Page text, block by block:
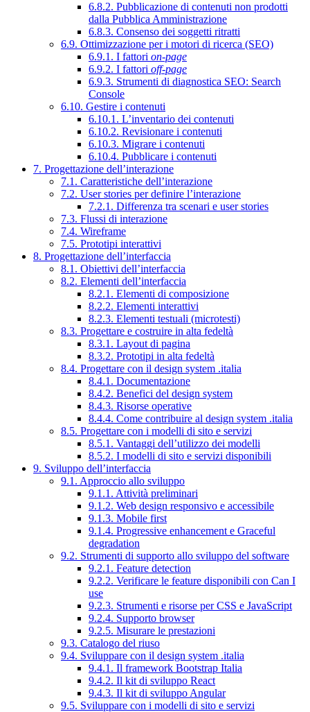
6.8.2. Pubblicazione di contenuti non prodotti
dalla Pubblica Amministrazione
6.8.3. Consenso dei soggetti ritratti
6.9. Ottimizzazione per i motori di ricerca (SEO)
6.9.1. I fattori on-page
6.9.2. I fattori off-page
6.9.3. Strumenti di diagnostica SEO: Search
Console
6.10. Gestire i contenuti
6.10.1. L’inventario dei contenuti
6.10.2. Revisionare i contenuti
6.10.3. Migrare i contenuti
6.10.4. Pubblicare i contenuti
7. Progettazione dell’interazione
7.1. Caratteristiche dell’interazione
7.2. User stories per definire l’interazione
7.2.1. Differenza tra scenari e user stories
7.3. Flussi di interazione
7.4. Wireframe
7.5. Prototipi interattivi
8. Progettazione dell’interfaccia
8.1. Obiettivi dell’interfaccia
8.2. Elementi dell’interfaccia
8.2.1. Elementi di composizione
8.2.2. Elementi interattivi
8.2.3. Elementi testuali (microtesti)
8.3. Progettare e costruire in alta fedeltà
8.3.1. Layout di pagina
8.3.2. Prototipi in alta fedeltà
8.4. Progettare con il design system .italia
8.4.1. Documentazione
8.4.2. Benefici del design system
8.4.3. Risorse operative
8.4.4. Come contribuire al design system .italia
8.5. Progettare con i modelli di sito e servizi
8.5.1. Vantaggi dell’utilizzo dei modelli
8.5.2. I modelli di sito e servizi disponibili
9. Sviluppo dell’interfaccia
9.1. Approccio allo sviluppo
9.1.1. Attività preliminari
9.1.2. Web design responsivo e accessibile
9.1.3. Mobile first
9.1.4. Progressive enhancement e Graceful
degradation
9.2. Strumenti di supporto allo sviluppo del software
9.2.1. Feature detection
9.2.2. Verificare le feature disponibili con Can I
use
9.2.3. Strumenti e risorse per CSS e JavaScript
9.2.4. Supporto browser
9.2.5. Misurare le prestazioni
9.3. Catalogo del riuso
9.4. Sviluppare con il design system .italia
9.4.1. Il framework Bootstrap Italia
9.4.2. Il kit di sviluppo React
9.4.3. Il kit di sviluppo Angular
9.5. Sviluppare con i modelli di sito e servizi